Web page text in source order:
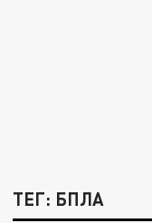
ТЕГ: БПЛА